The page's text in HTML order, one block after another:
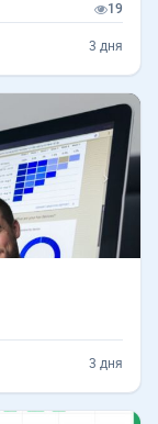
19
3 дня
3 дня